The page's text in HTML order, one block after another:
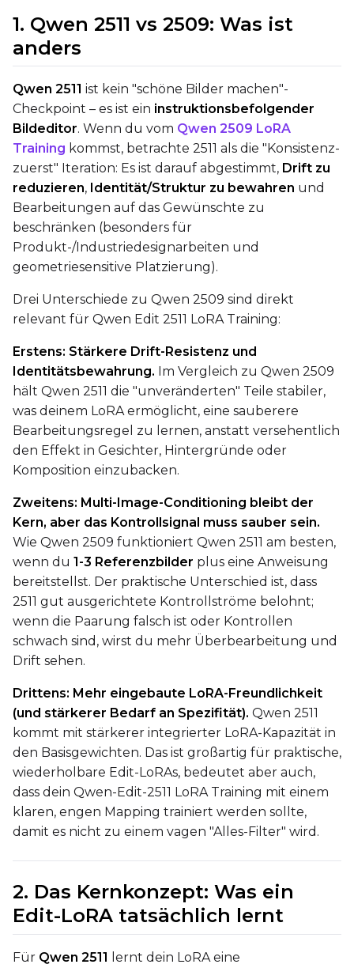
AdamW8Bit
Timestep Type
Weighted
Timestep Bias
Balanced
Loss Type
Mean Squared Error
EMA (Exponential Moving
Toggle Use EMA
Use EMA
Text Encoder Optimizations
ToggleCache Text
ToggleDifferential
Differential Output
Toggle Blank Prompt
Blank Prompt
Other
ToggleContrastive
Contrastive Guidance
VALIDATION
ADVANCED
DATASETS
You have no
The Target Dataset
Upload a dataset
Dataset 1
Target Dataset
1. Qwen 2511 vs 2509: Was ist
anders
Qwen 2511 ist kein "schöne Bilder machen"-
Checkpoint – es ist ein instruktionsbefolgender
Bildeditor. Wenn du vom Qwen 2509 LoRA
Training kommst, betrachte 2511 als die "Konsistenz-
zuerst" Iteration: Es ist darauf abgestimmt, Drift zu
reduzieren, Identität/Struktur zu bewahren und
Bearbeitungen auf das Gewünschte zu
beschränken (besonders für
Produkt-/Industriedesignarbeiten und
geometriesensitive Platzierung).
Drei Unterschiede zu Qwen 2509 sind direkt
relevant für Qwen Edit 2511 LoRA Training:
Erstens: Stärkere Drift-Resistenz und
Identitätsbewahrung. Im Vergleich zu Qwen 2509
hält Qwen 2511 die "unveränderten" Teile stabiler,
was deinem LoRA ermöglicht, eine sauberere
Bearbeitungsregel zu lernen, anstatt versehentlich
den Effekt in Gesichter, Hintergründe oder
Komposition einzubacken.
Zweitens: Multi-Image-Conditioning bleibt der
Kern, aber das Kontrollsignal muss sauber sein.
Wie Qwen 2509 funktioniert Qwen 2511 am besten,
wenn du 1-3 Referenzbilder plus eine Anweisung
bereitstellst. Der praktische Unterschied ist, dass
2511 gut ausgerichtete Kontrollströme belohnt;
wenn die Paarung falsch ist oder Kontrollen
schwach sind, wirst du mehr Überbearbeitung und
Drift sehen.
Drittens: Mehr eingebaute LoRA-Freundlichkeit
(und stärkerer Bedarf an Spezifität). Qwen 2511
kommt mit stärkerer integrierter LoRA-Kapazität in
den Basisgewichten. Das ist großartig für praktische,
wiederholbare Edit-LoRAs, bedeutet aber auch,
dass dein Qwen-Edit-2511 LoRA Training mit einem
klaren, engen Mapping trainiert werden sollte,
damit es nicht zu einem vagen "Alles-Filter" wird.
2. Das Kernkonzept: Was ein
Edit-LoRA tatsächlich lernt
Für Qwen 2511 lernt dein LoRA eine